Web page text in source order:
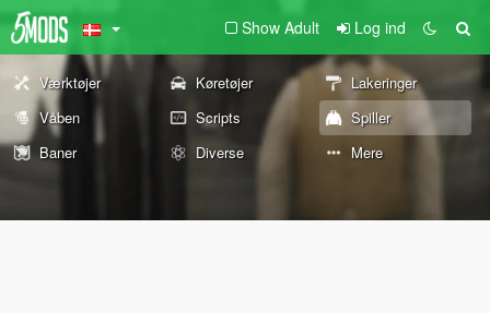
Show Adult Log ind
Værktøjer Køretøjer
Lakeringer
Våben
Scripts
Spiller
Baner
Diverse Mere